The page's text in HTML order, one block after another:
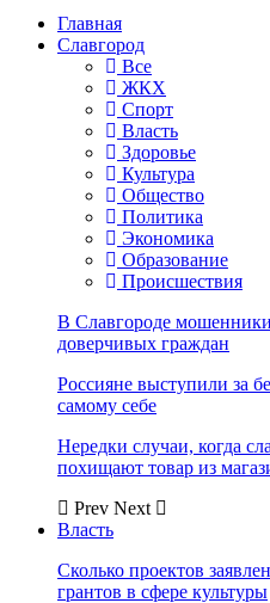
Главная
Славгород
Все
ЖКХ
Спорт
Власть
Здоровье
Культура
Общество
Политика
Экономика
Образование
Происшествия
В Славгороде
доверчивых граждан
Россияне выступили за
самому себе
Нередки случаи, когда
похищают товар из
Prev Next
Власть
Сколько проектов
грантов в сфере культуры